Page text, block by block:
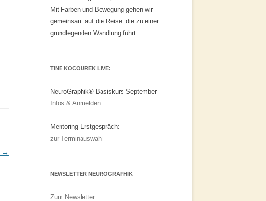
→
Mit Farben und Bewegung gehen wir
gemeinsam auf die Reise, die zu einer
grundlegenden Wandlung führt.
TINE KOCOUREK LIVE:
NeuroGraphik® Basiskurs September
Infos & Anmelden
Mentoring Erstgespräch:
zur Terminauswahl
NEWSLETTER NEUROGRAPHIK
Zum Newsletter